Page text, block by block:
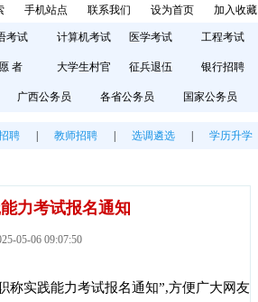
手机站点 联系我们 设为首页 加入收藏
考试 计算机考试 医学考试 工程考试
者 大学生村官 征兵退伍 银行招聘
广西公务员 各省公务员 国家公务员
聘 教师招聘 选调遴选 学历升学
力考试报名通知
05-06 09:07:50
称实践能力考试报名通知”,方便广大网友